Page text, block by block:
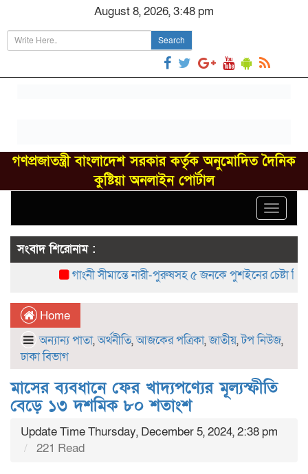
August 8, 2026, 3:48 pm
Search
গণপ্রজাতন্ত্রী বাংলাদেশ সরকার কর্তৃক অনুমোদিত দৈনিক
কুষ্টিয়া অনলাইন পোর্টাল
Toggle
সংবাদ শিরোনাম :
গাংনী সীমান্তে নারী-পুরুষসহ ৫ জনকে পুশইনের চেষ্টা
Home
অন্যান্য পাতা,অর্থনীতি,আজকের পত্রিকা,জাতীয়,টপ নিউজ,
ঢাকা বিভাগ
মাসের ব্যবধানে ফের খাদ্যপণ্যের মূল্যস্ফীতি
বেড়ে ১৩ দশমিক ৮০ শতাংশ
Update Time Thursday, December 5, 2024, 2:38 pm
221 Read